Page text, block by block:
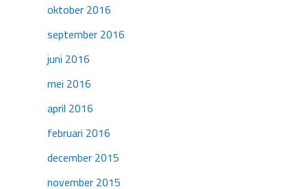
oktober 2016
september 2016
juni 2016
mei 2016
april 2016
februari 2016
december 2015
november 2015